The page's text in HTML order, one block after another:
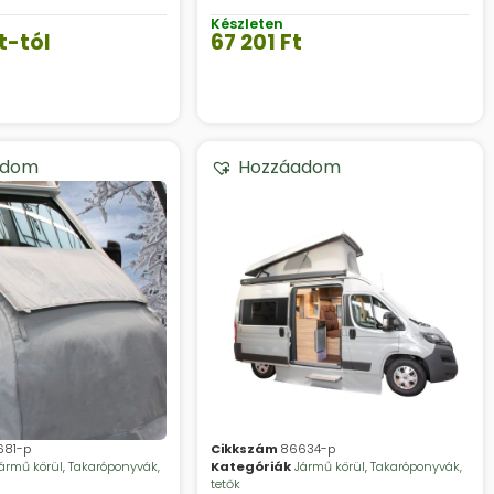
-tól
Készleten
67 201 Ft
p
körül,Takaróponyvák,
Hozzáadom
Cikkszám 86634-p
Kategóriák Jármű körül,Takaróponyvák,
tetők